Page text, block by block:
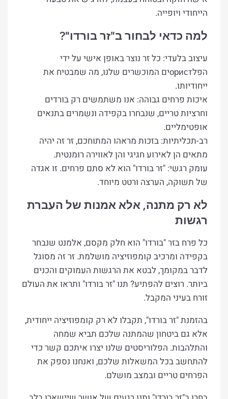
הייחודי ויופייה.
למה כדאי לבחור ב"זר בורדו"?
עיצוב בלעדי: כל זר נוצר באופן אישי על ידי
הפלористים המוכשרים שלנו, מה שמבטיח את
ייחודיותו.
איכות פרחים גבוהה: אנו משתמשים רק בורדים
וחרציות טריים, שנבחרו בקפידה ונשמרים בתנאים
אופטימליים.
רב-תכליתיות: בזכות מראהו המתוחכם, זר זה יהיה
מתאים הן לאירוע חגיגי והן לאווירה רומנטית.
עומק רגשי: "זר בורדו" הוא לא סתם פרחים. זו אגדה
של ת​שוקה, הערצה ורטט מיוחד.
לא רק מתנה, אלא אמנות של העברת
רגשות
כל פרח בזר "בורדו" הוא חלק מקסם, אלמנט שנבחר
בקפידה ומרכיב קומפוזיציה מושלמת. זר זה מסוגל
לדבר במקומך, לבטא את הרגשות העמוקים והכנים
ביותר. רוצים להפתיע? תנו "זר בורדו" ותראו את העולם
זורח בעיני המקבל.
בהזמנת "זר בורדו", תקבלו לא רק קומפוזיציה ייחודית,
אלא גם ביטחון שהמתנה שלכם תביא שמחה
והתלהבות. הפלוריסטים שלנו יצרו איתכם קשר כדי
להתחשב בכל המשאלות שלכם, ואנחנו נספק את
הפרחים טריים ובמצב מושלם.